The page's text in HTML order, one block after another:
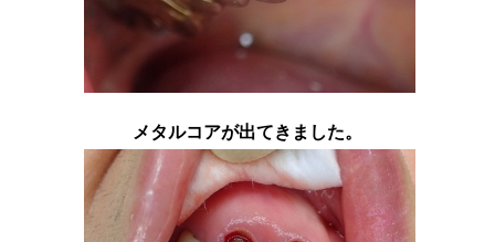
メタルコアが出てきました。